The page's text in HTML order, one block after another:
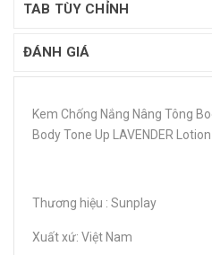
TAB TÙY CHỈNH
ĐÁNH GIÁ
Kem Chống Nắng Nâng Tông
Body Tone Up LAVENDER
Thương hiệu : Sunplay
Xuất xứ: Việt Nam